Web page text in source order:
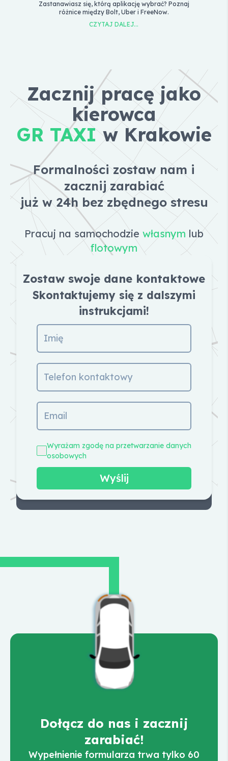
Zastanawiasz się, którą aplikację wybrać? Poznaj
różnice między Bolt, Uber i FreeNow.
CZYTAJ DALEJ...
Zacznij pracę jako
kierowca
GR TAXIw Krakowie
Formalności zostaw nam i
zacznij zarabiać
już w 24h bez zbędnego stresu
Pracuj na samochodzie własnym lub
flotowym
Zostaw swoje dane kontaktowe
Skontaktujemy się z dalszymi
instrukcjami!
Wyrażam zgodę na przetwarzanie danych
osobowych
Wyślij
Dołącz do nas i zacznij
zarabiać!
Wypełnienie formularza trwa tylko 60